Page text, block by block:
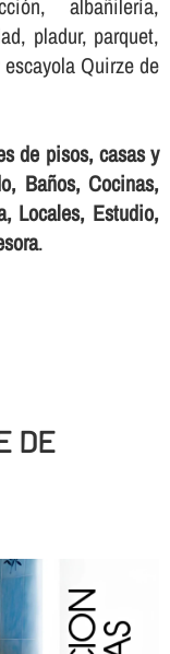
pladur, parquet,
Quirze de
de pisos, casas y
Baños, Cocinas,
Locales, Estudio,
.
DE